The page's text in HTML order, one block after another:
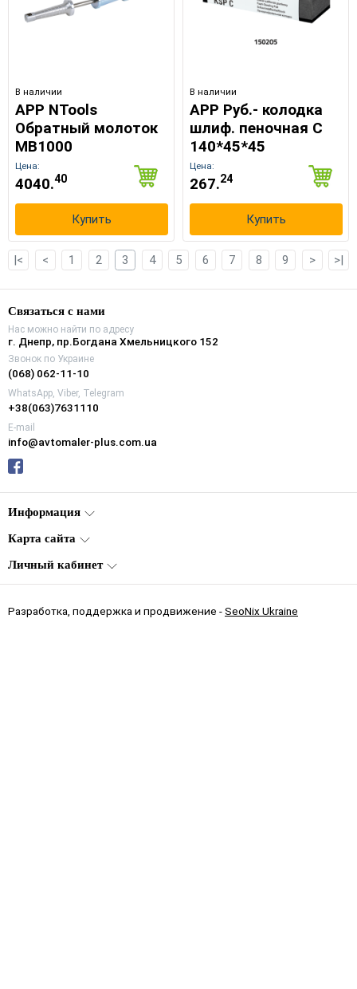
В наличии
APP NTools
Обратный молоток
MB1000
Цена:
4040.40
Купить
В наличии
APP Руб.- колодка
шлиф. пеночная C
140*45*45
Цена:
267.24
Купить
|< < 1 2 3 4 5 6 7 8 9 > >|
Связаться с нами
Нас можно найти по адресу
г. Днепр, пр.Богдана Хмельницкого 152
Звонок по Украине
(068) 062-11-10
WhatsApp, Viber, Telegram
+38(063)7631110
E-mail
info@avtomaler-plus.com.ua
Информация
Карта сайта
Личный кабинет
Разработка, поддержка и продвижение -SeoNix Ukraine